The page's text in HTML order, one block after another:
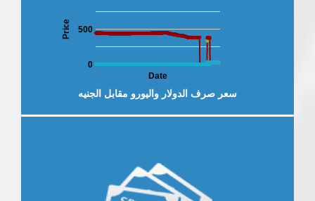
0
500
Date
Price
سعر صرف الدولار واليورو مقابل الجنيه